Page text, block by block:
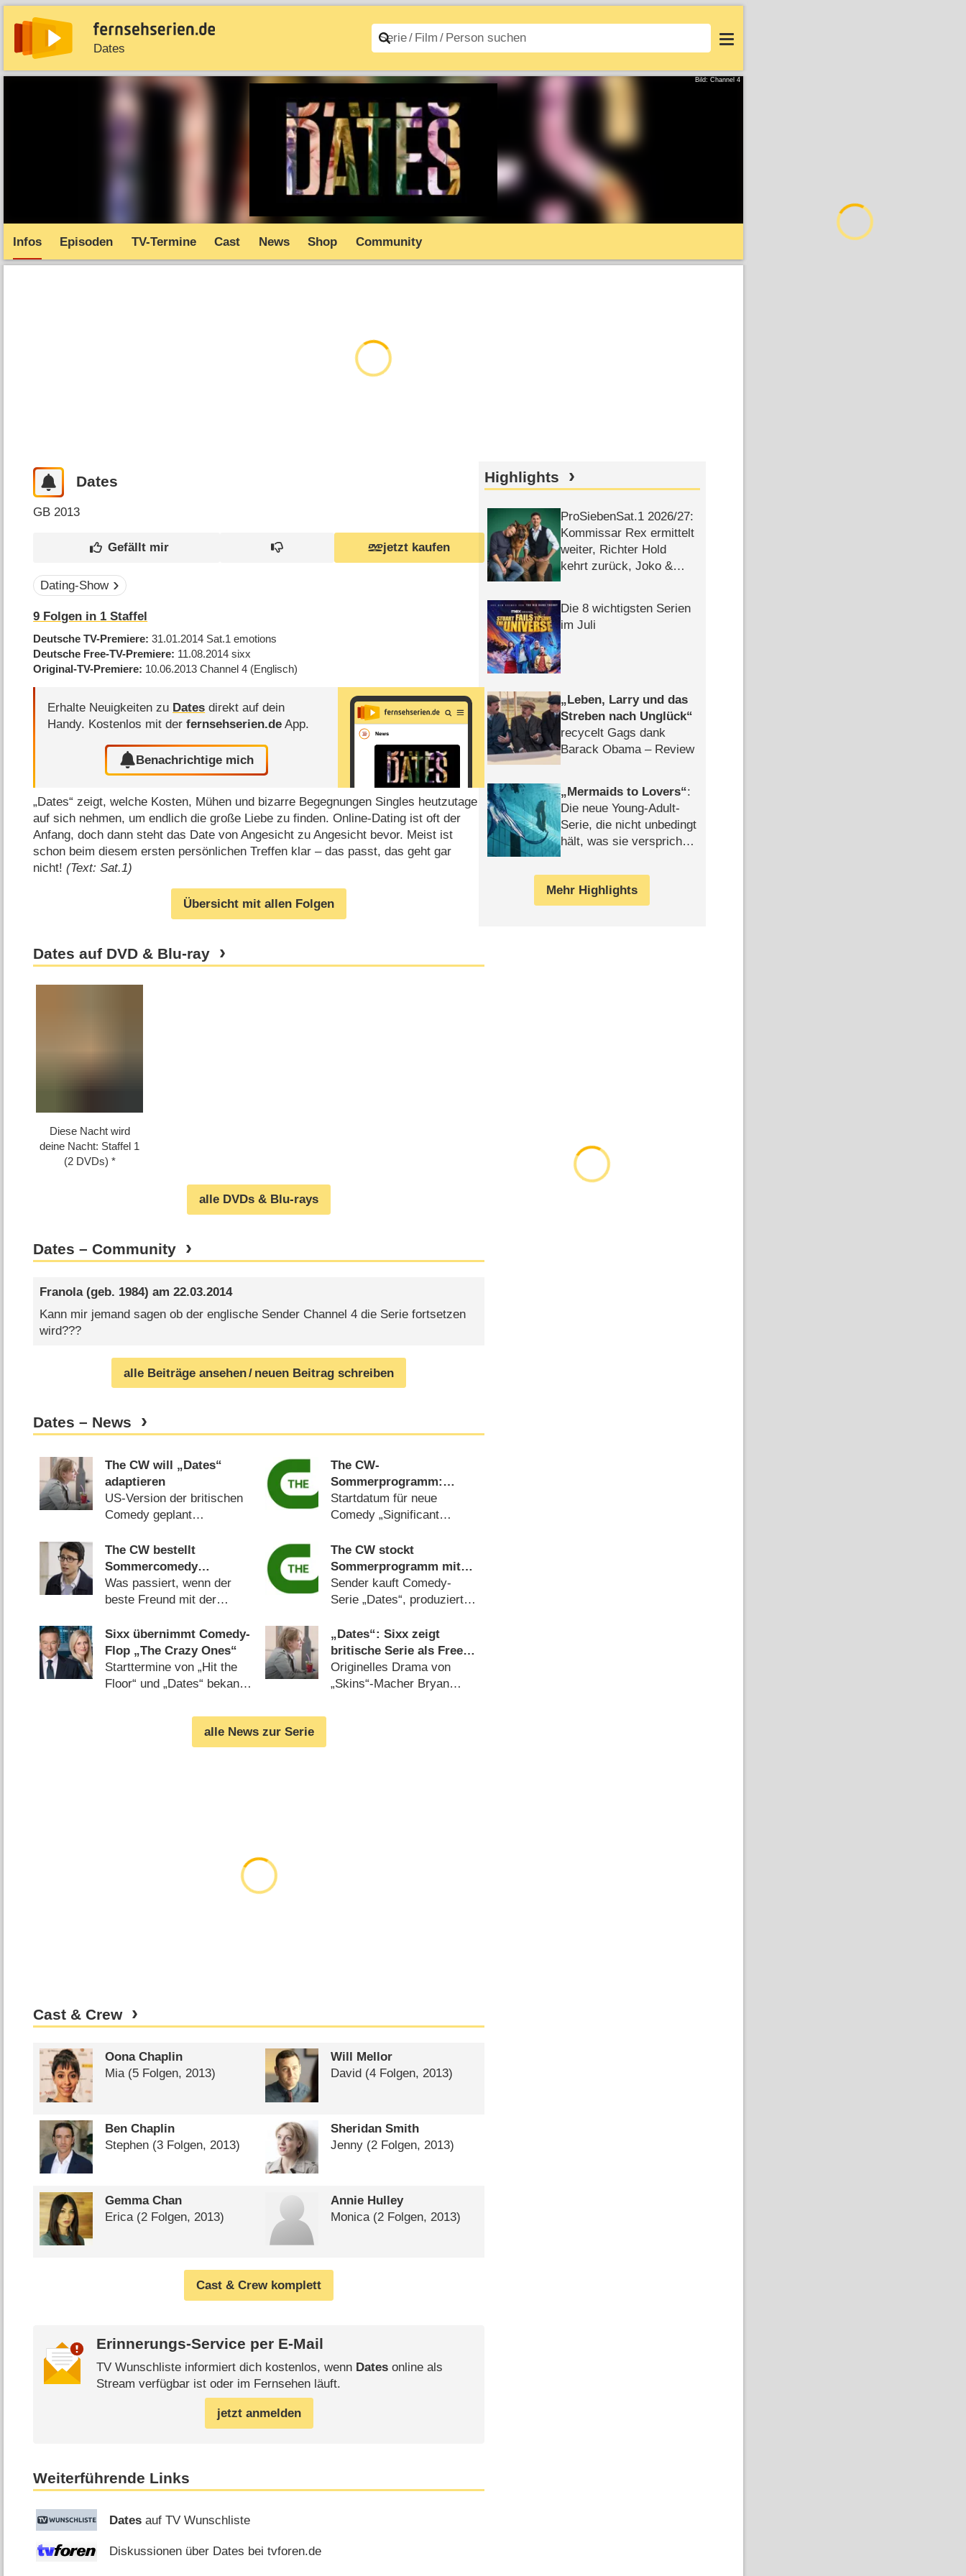
Dates
News Entdecken Filme A–Z Login
Bild: Channel 4
Infos Episoden TV-Termine Cast News Shop Community
Dates
GB 2013
jetzt kaufen
Dating-Show
9 Folgen in 1 Staffel
Deutsche TV-Premiere 31.01.2014 Sat.1 emotions
Deutsche Free-TV-Premiere 11.08.2014sixx
Original-TV-Premiere 10.06.2013Channel 4 (Englisch)
Erhalte Neuigkeiten zu Dates direkt auf dein
Handy. Kostenlos mit derfernsehserien.de App.
Benachrichtige mich
„Dates“ zeigt, welche Kosten, Mühen und bizarre Begegnungen Singles heutzutage
auf sich nehmen, um endlich die große Liebe zu finden. Online-Dating ist oft der
Anfang, doch dann steht das Date von Angesicht zu Angesicht bevor. Meist ist
schon beim diesem ersten persönlichen Treffen klar – das passt, das geht gar
nicht!(Text: Sat.1)
Übersicht mit allen Folgen
Dates auf DVD & Blu-ray
Diese Nacht wird
deine Nacht: Staffel 1
(2 DVDs)
alle DVDs & Blu-rays
Dates – Community
Franola(geb. 1984) am 22.03.2014
Kann mir jemand sagen ob der englische Sender Channel 4 die Serie fortsetzen
wird???
alle Beiträge ansehen/ neuen Beitrag schreiben
Dates – News
The CW will „Dates“
adaptieren
US-Version der britischen
Comedy geplant
The CW-
Sommerprogramm:
„Beauty and the Beast“ &
Co. [Update]
Startdatum für neue
Comedy „Significant
The CW bestellt
Sommercomedy
„Signifcant Mother“
Was passiert, wenn der
beste Freund mit der
(12.04.2015)
The CW stockt
Sommerprogramm mit
Reality-Format und UK-
Einkauf auf
Sender kauft Comedy-
Serie „Dates“, produziert
24.02.2015)
Sixx übernimmt Comedy-
Flop „The Crazy Ones“
Starttermine von „Hit the
Floor“ und „Dates“ bekannt
„Dates“: Sixx zeigt
britische Serie als Free-
TV-Premiere
Originelles Drama von
„Skins“-Macher Bryan
alle News zur Serie
Cast & Crew
Oona Chaplin
Mia(5 Folgen, 2013)
Will Mellor
David (4 Folgen, 2013)
Ben Chaplin
Stephen(3 Folgen, 2013)
Sheridan Smith
Jenny(2 Folgen, 2013)
Gemma Chan
Erica(2 Folgen, 2013)
Annie Hulley
Monica(2 Folgen, 2013)
Cast & Crew komplett
Erinnerungs-Service per E-Mail
TV Wunschliste informiert dich kostenlos, wenn Datesonline als
Stream verfügbar ist oder im Fernsehen läuft.
jetzt anmelden
Weiterführende Links
Dates auf TV Wunschliste
Diskussionen über Dates bei tvforen.de
Highlights
ProSiebenSat.1 2026/​27:
Kommissar Rex ermittelt
weiter, Richter Hold
kehrt zurück, Joko &
Die 8 wichtigsten Serien
im Juli
Leben, Larry und das
Streben nach Unglück
recycelt Gags dank
Barack Obama – Review
Mermaids to Lovers :
Die neue Young-Adult-
Serie, die nicht unbedingt
hält, was sie verspricht –
Mehr Highlights